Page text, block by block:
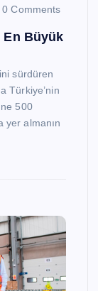
0 Comments
En Büyük
sürdüren
Türkiye’nin
500
yer almanın